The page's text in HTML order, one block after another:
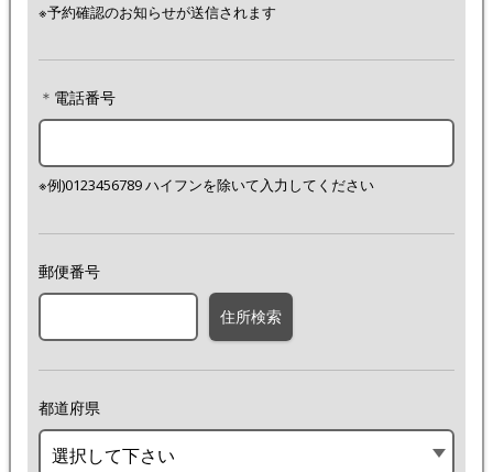
※予約確認のお知らせが送信されます
＊ 電話番号
※例)0123456789 ハイフンを除いて入力してください
郵便番号
住所検索
都道府県
選択して下さい